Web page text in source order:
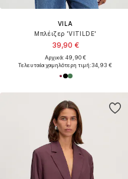
VILA
Μπλέιζερ 'VITILDE'
39,90 €
Αρχικά: 49,90 €
Τελευταία χαμηλότερη τιμή:34,93 €